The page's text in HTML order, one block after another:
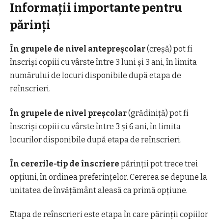
Informații importante pentru
părinți
În grupele de nivel antepreșcolar(creșă) pot fi
înscriși copiii cu vârste între 3 luni și 3 ani, în limita
numărului de locuri disponibile după etapa de
reînscrieri.
În grupele de nivel preșcolar(grădiniță) pot fi
înscriși copiii cu vârste între 3 și 6 ani, în limita
locurilor disponibile după etapa de reînscrieri.
În cererile-tip de înscriere părinții pot trece trei
opțiuni, în ordinea preferințelor. Cererea se depune la
unitatea de învățământ aleasă ca primă opțiune.
Etapa de reînscrieri este etapa în care părinții copiilor